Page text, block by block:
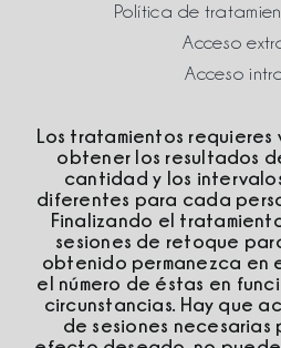
Política de
Acceso
Acceso
Los tratamientos requieres
obtener los resultados
cantidad y los
diferentes para cada
Finalizando el
sesiones de retoque
obtenido permanezca en
el número de éstas en
circunstancias. Hay que
de sesiones necesarias